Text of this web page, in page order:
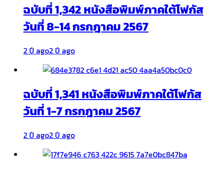
ฉบับที่ 1,342 หนังสือพิมพ์ภาคใต้โฟกัส
วันที่ 8-14 กรกฎาคม 2567
2 ปี ago2 ปี ago
ฉบับที่ 1,341 หนังสือพิมพ์ภาคใต้โฟกัส
วันที่ 1-7 กรกฎาคม 2567
2 ปี ago2 ปี ago